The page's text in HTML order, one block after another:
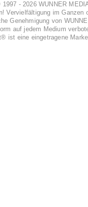
- 2026 WUNNER
Vervielfältigung im Ganzen
Genehmigung von
auf jedem Medium
ist eine eingetragene